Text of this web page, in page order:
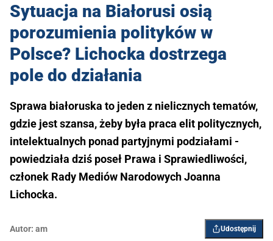
Sytuacja na Białorusi osią
porozumienia polityków w
Polsce? Lichocka dostrzega
pole do działania
Sprawa białoruska to jeden z nielicznych tematów,
gdzie jest szansa, żeby była praca elit politycznych,
intelektualnych ponad partyjnymi podziałami -
powiedziała dziś poseł Prawa i Sprawiedliwości,
członek Rady Mediów Narodowych Joanna
Lichocka.
Autor: am Udostępnij